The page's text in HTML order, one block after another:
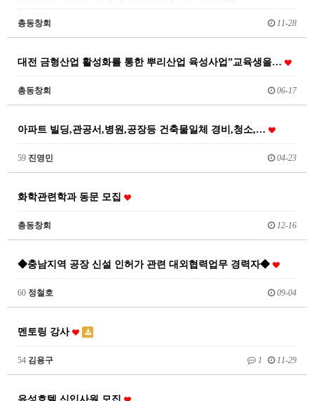
총동창회 11-28
대전 금형산업 활성화를 통한 뿌리산업 육성사업”교육생을…
총동창회 06-17
아파트 빌딩,관공서,병원,공장등 건축물일체 경비,청소,…
59 진영민 04-23
화학관련학과 동문 모집
총동창회 12-16
◆충남지역 공장 신설 인허가 관련 대외협력업무 경력자◆
60 정철호 09-04
멘토링 강사
54 김용구 1 11-29